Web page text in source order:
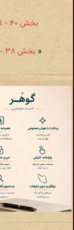
«